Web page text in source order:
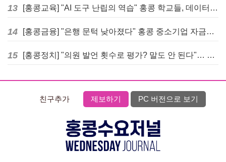
13 [홍콩교육] "AI 도구 난립의 역습" 홍콩 학교들, 데이터 고립에 교육 효과 평가 비상
14 [홍콩금융] "은행 문턱 낮아졌다" 홍콩 중소기업 자금줄 숨통 트이나… HKMA "2분기 신용 조건 안정적"
15 [홍콩정치] "의원 발언 횟수로 평가? 말도 안 된다"… 홍콩 입법회 의장의 일침
친구추가 제보하기 PC 버전으로 보기